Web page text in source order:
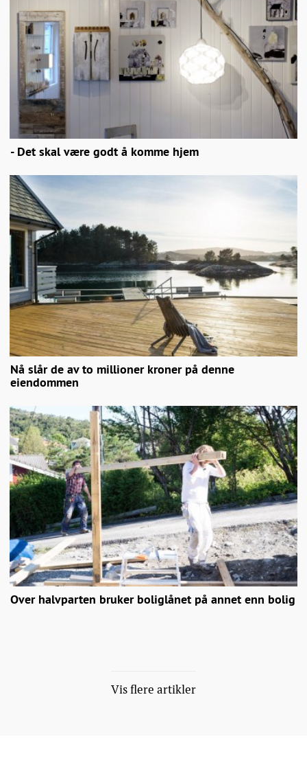
- Det skal være godt å komme hjem
Nå slår de av to millioner kroner på denne
eiendommen
Over halvparten bruker boliglånet på annet enn bolig
Vis flere artikler